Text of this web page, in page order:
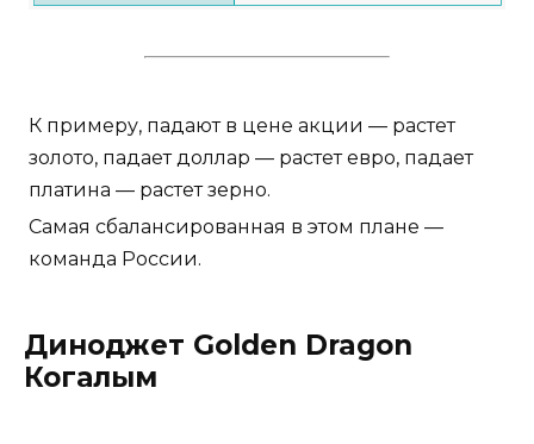
К примеру, падают в цене акции — растет
золото, падает доллар — растет евро, падает
платина — растет зерно.
Самая сбалансированная в этом плане —
команда России.
Диноджет Golden Dragon
Когалым